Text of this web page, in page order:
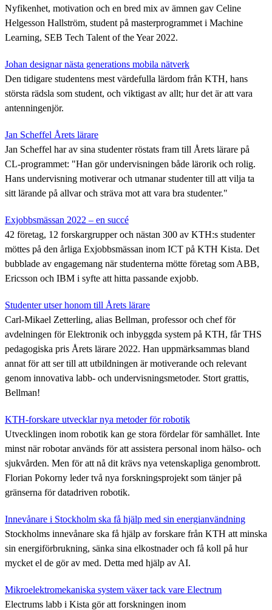
Nyfikenhet, motivation och en bred mix av ämnen gav Celine
Helgesson Hallström, student på masterprogrammet i Machine
Learning, SEB Tech Talent of the Year 2022.
Johan designar nästa generations mobila nätverk
Den tidigare studentens mest värdefulla lärdom från KTH, hans
största rädsla som student, och viktigast av allt; hur det är att vara
antenningenjör.
Jan Scheffel Årets lärare
Jan Scheffel har av sina studenter röstats fram till Årets lärare på
CL-programmet: "Han gör undervisningen både lärorik och rolig.
Hans undervisning motiverar och utmanar studenter till att vilja ta
sitt lärande på allvar och sträva mot att vara bra studenter."
Exjobbsmässan 2022 – en succé
42 företag, 12 forskargrupper och nästan 300 av KTH:s studenter
möttes på den årliga Exjobbsmässan inom ICT på KTH Kista. Det
bubblade av engagemang när studenterna mötte företag som ABB,
Ericsson och IBM i syfte att hitta passande exjobb.
Studenter utser honom till Årets lärare
Carl-Mikael Zetterling, alias Bellman, professor och chef för
avdelningen för Elektronik och inbyggda system på KTH, får THS
pedagogiska pris Årets lärare 2022. Han uppmärksammas bland
annat för att ser till att utbildningen är motiverande och relevant
genom innovativa labb- och undervisningsmetoder. Stort grattis,
Bellman!
KTH-forskare utvecklar nya metoder för robotik
Utvecklingen inom robotik kan ge stora fördelar för samhället. Inte
minst när robotar används för att assistera personal inom hälso- och
sjukvården. Men för att nå dit krävs nya vetenskapliga genombrott.
Florian Pokorny leder två nya forskningsprojekt som tänjer på
gränserna för datadriven robotik.
Innevånare i Stockholm ska få hjälp med sin energianvändning
Stockholms innevånare ska få hjälp av forskare från KTH att minska
sin energiförbrukning, sänka sina elkostnader och få koll på hur
mycket el de gör av med. Detta med hjälp av AI.
Mikroelektromekaniska system växer tack vare Electrum
Electrums labb i Kista gör att forskningen inom